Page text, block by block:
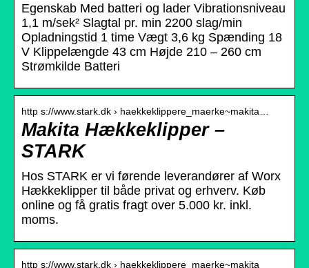
Egenskab Med batteri og lader Vibrationsniveau
1,1 m/sek² Slagtal pr. min 2200 slag/min
Opladningstid 1 time Vægt 3,6 kg Spænding 18
V Klippelængde 43 cm Højde 210 – 260 cm
Strømkilde Batteri
http s://www.stark.dk › haekkeklippere_maerke~makita…
Makita Hækkeklipper –
STARK
Hos STARK er vi førende leverandører af Worx
Hækkeklipper til både privat og erhverv. Køb
online og få gratis fragt over 5.000 kr. inkl.
moms.
http s://www.stark.dk › haekkeklippere_maerke~makita